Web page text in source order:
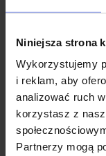
Niniejsza strona
Wykorzystujemy
i reklam, aby
analizować ruch
korzystasz z
Partnerzy mogą